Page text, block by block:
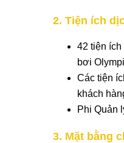
2. Tiện ích
42 tiện
bơi
Các tiện
khách
Phi Quản
3. Mặt bằng